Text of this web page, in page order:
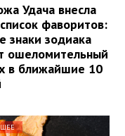
Удача внесла
фаворитов:
знаки зодиака
ошеломительный
в ближайшие 10